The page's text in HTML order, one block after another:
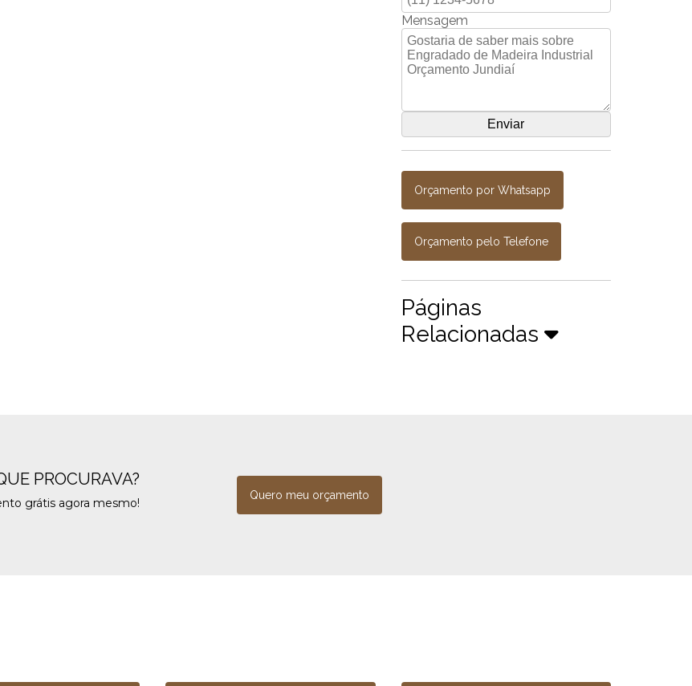
Mensagem
Orçamento por Whatsapp
Orçamento pelo Telefone
Páginas
Relacionadas
PROCURAVA?
grátis agora mesmo!
Quero meu orçamento